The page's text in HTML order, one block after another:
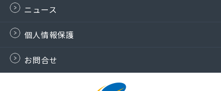
ニュース
個人情報保護
お問合せ